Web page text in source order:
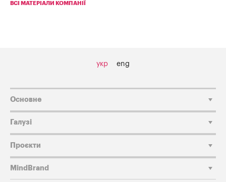
ВСІ МАТЕРІАЛИ КОМПАНІЇ
укр eng
Основне
Галузі
Проєкти
MindBrand